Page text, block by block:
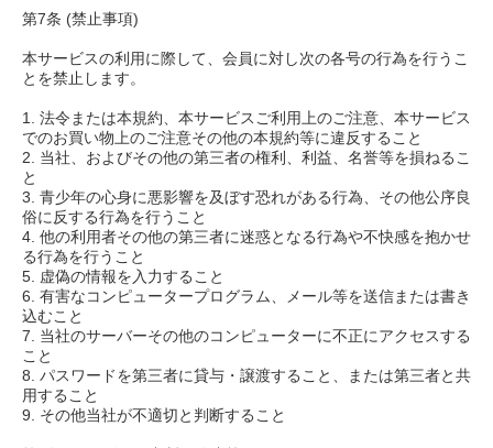
第7条 (禁止事項)
本サービスの利用に際して、会員に対し次の各号の行為を行うこ
とを禁止します。
1. 法令または本規約、本サービスご利用上のご注意、本サービス
でのお買い物上のご注意その他の本規約等に違反すること
2. 当社、およびその他の第三者の権利、利益、名誉等を損ねるこ
と
3. 青少年の心身に悪影響を及ぼす恐れがある行為、その他公序良
俗に反する行為を行うこと
4. 他の利用者その他の第三者に迷惑となる行為や不快感を抱かせ
る行為を行うこと
5. 虚偽の情報を入力すること
6. 有害なコンピュータープログラム、メール等を送信または書き
込むこと
7. 当社のサーバーその他のコンピューターに不正にアクセスする
こと
8. パスワードを第三者に貸与・譲渡すること、または第三者と共
用すること
9. その他当社が不適切と判断すること